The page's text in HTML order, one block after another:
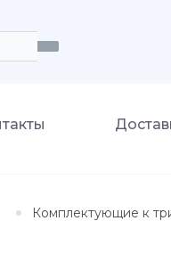
Комплектующие к